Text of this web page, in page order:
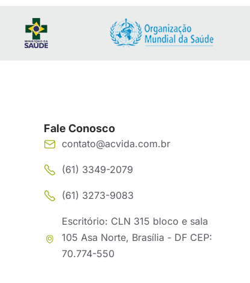
Fale Conosco
contato@acvida.com.br
(61) 3349-2079
(61) 3273-9083
Escritório: CLN 315 bloco e sala
105 Asa Norte, Brasília - DF CEP:
70.774-550